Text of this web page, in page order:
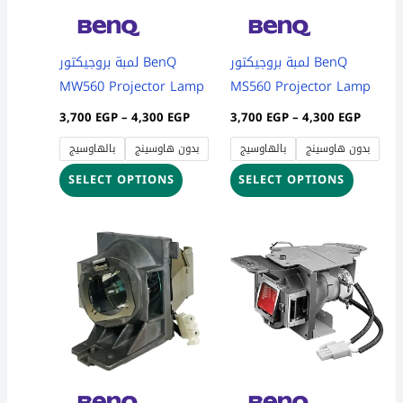
لمبة بروجيكتور BenQ
MW560 Projector Lamp
3,700 EGP– 4,300 EGP
بالهاوسيج بدون هاوسينج
SELECT OPTIONS
chosen
on
the
product
page
لمبة بروجيكتور BenQ
MS560 Projector Lamp
3,700 EGP– 4,300 EGP
بالهاوسيج بدون هاوسينج
SELECT OPTIONS
chosen
on
the
product
page
range:
3,700 EGP
4,300 EGP
product
multiple
variants.
range:
3,700
4,300
product
has
multiple
The